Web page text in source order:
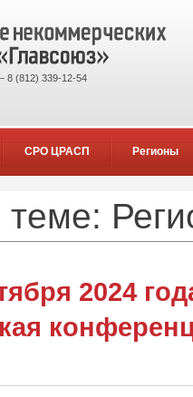
8 (812) 339-12-54
СРО ЦРАСП Регионы
теме:
2024